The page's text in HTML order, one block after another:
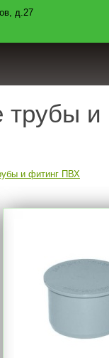
д.27информация
трубы
и фитинг ПВХ